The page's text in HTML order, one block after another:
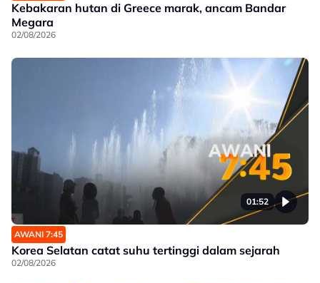
Kebakaran hutan di Greece marak, ancam Bandar
Megara
02/08/2026
01:52
AWANI 7:45
Korea Selatan catat suhu tertinggi dalam sejarah
02/08/2026